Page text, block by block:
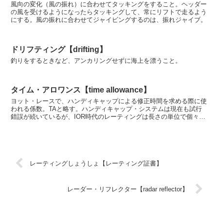
風向の変化（風の振れ）に合わせてタッキングをすること。ヘッダー
の風を受けるようになったらタッキングして、常にリフトで走るよう
にする。風の振れに合わせてジャイビングするのは、振れジャイブ。
ドリフティング【drifting】
釣りをするときなど、アンカリングせずに海上を漂うこと。
タイム・アロワンス【time allowance】
ヨット・レースで、ハンディキャップによる修正時間を求める際に使
われる係数。TAと略す。ハンディキャップ・システムは現在も試行
錯誤が続いているが、IOR時代のレーティングは長さの単位で個々の
レーティングしょうしょ【レーティング証書】
レーダー・リフレクター【radar reflector】